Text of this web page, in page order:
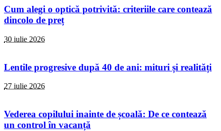
Cum alegi o optică potrivită: criteriile care contează
dincolo de preț
30 iulie 2026
Lentile progresive după 40 de ani: mituri și realități
27 iulie 2026
Vederea copilului inainte de școală: De ce contează
un control în vacanță